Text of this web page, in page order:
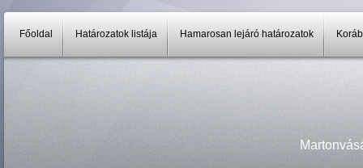
Főoldal Határozatok listája Hamarosan lejáró határozatok